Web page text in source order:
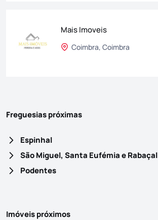
Mais Imoveis
Coimbra, Coimbra
Freguesias próximas
Espinhal
São Miguel, Santa Eufémia e Rabaçal
Podentes
Imóveis próximos